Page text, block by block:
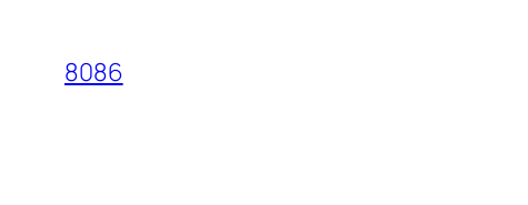
innehåll
8086